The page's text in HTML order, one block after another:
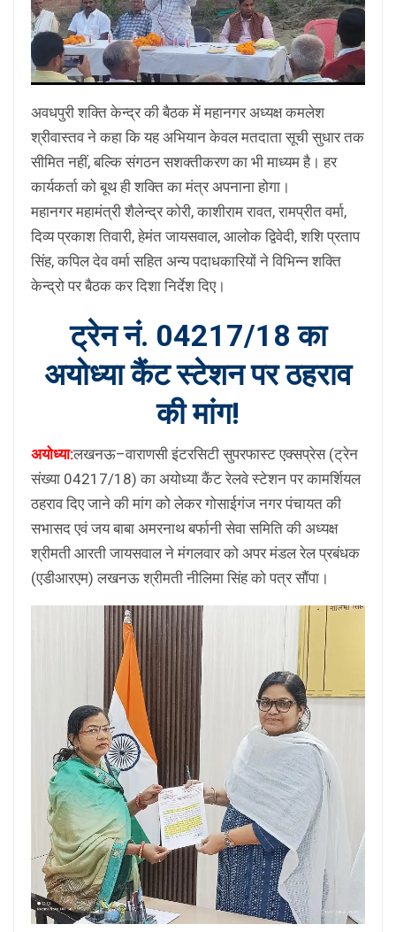
अवधपुरी शक्ति केन्द्र की बैठक में महानगर अध्यक्ष कमलेश
श्रीवास्तव ने कहा कि यह अभियान केवल मतदाता सूची सुधार तक
सीमित नहीं, बल्कि संगठन सशक्तीकरण का भी माध्यम है। हर
कार्यकर्ता को बूथ ही शक्ति का मंत्र अपनाना होगा।
महानगर महामंत्री शैलेन्द्र कोरी, काशीराम रावत, रामप्रीत वर्मा,
दिव्य प्रकाश तिवारी, हेमंत जायसवाल, आलोक द्विवेदी, शशि प्रताप
सिंह, कपिल देव वर्मा सहित अन्य पदाधकारियों ने विभिन्न शक्ति
केन्द्रो पर बैठक कर दिशा निर्देश दिए।
ट्रेन नं. 04217/18 का
अयोध्या कैंट स्टेशन पर ठहराव
की मांग!
अयोध्या:लखनऊ–वाराणसी इंटरसिटी सुपरफास्ट एक्सप्रेस (ट्रेन
संख्या 04217/18) का अयोध्या कैंट रेलवे स्टेशन पर कामर्शियल
ठहराव दिए जाने की मांग को लेकर गोसाईगंज नगर पंचायत की
सभासद एवं जय बाबा अमरनाथ बर्फानी सेवा समिति की अध्यक्ष
श्रीमती आरती जायसवाल ने मंगलवार को अपर मंडल रेल प्रबंधक
(एडीआरएम) लखनऊ श्रीमती नीलिमा सिंह को पत्र सौंपा।